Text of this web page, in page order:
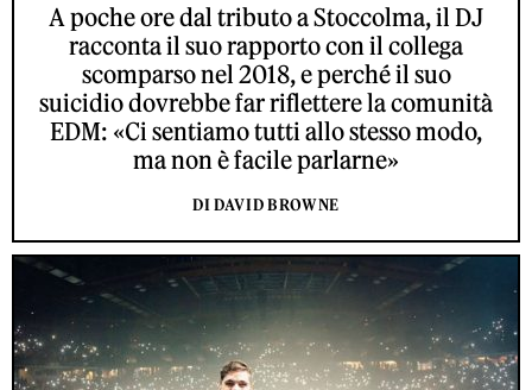
A poche ore dal tributo a Stoccolma, il DJ
racconta il suo rapporto con il collega
scomparso nel 2018, e perché il suo
suicidio dovrebbe far riflettere la comunità
EDM: «Ci sentiamo tutti allo stesso modo,
ma non è facile parlarne»
DI DAVID BROWNE